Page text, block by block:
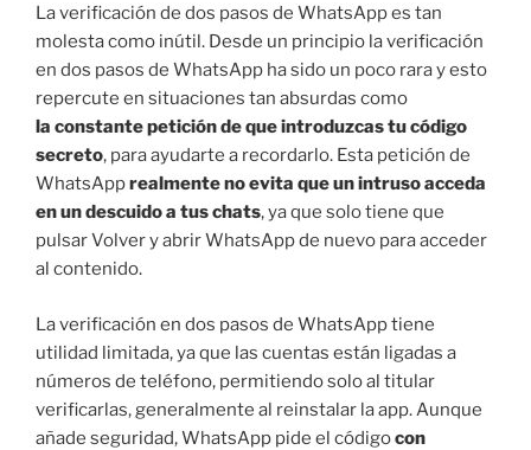
La verificación de dos pasos de WhatsApp es tan
molesta como inútil. Desde un principio la verificación
en dos pasos de WhatsApp ha sido un poco rara y esto
repercute en situaciones tan absurdas como
la constante petición de que introduzcas tu código
secreto, para ayudarte a recordarlo. Esta petición de
WhatsApprealmente no evita que un intruso acceda
en un descuido a tus chats, ya que solo tiene que
pulsar Volver y abrir WhatsApp de nuevo para acceder
al contenido.
La verificación en dos pasos de WhatsApp tiene
utilidad limitada, ya que las cuentas están ligadas a
números de teléfono, permitiendo solo al titular
verificarlas, generalmente al reinstalar la app. Aunque
añade seguridad, WhatsApp pide el códigocon